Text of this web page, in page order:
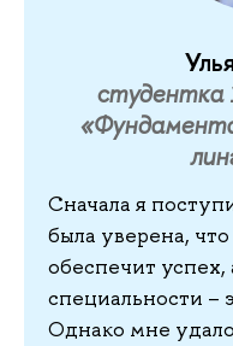
студентка
Сначала я
была уверена,
обеспечит
специальности –
Однако мне